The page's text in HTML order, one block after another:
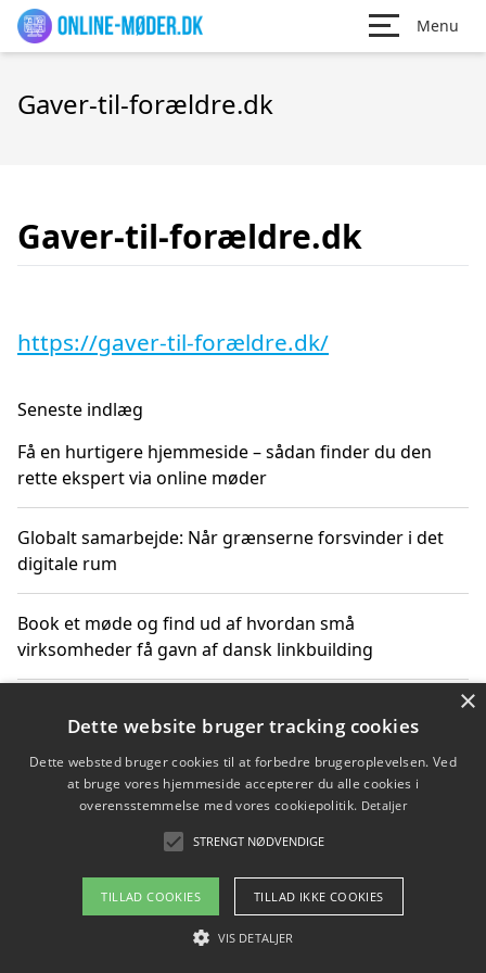
Menu
Gaver-til-forældre.dk
Gaver-til-forældre.dk
https://gaver-til-forældre.dk/
Seneste indlæg
Få en hurtigere hjemmeside – sådan finder du den
rette ekspert via online møder
Globalt samarbejde: Når grænserne forsvinder i det
digitale rum
Book et møde og find ud af hvordan små
virksomheder få gavn af dansk linkbuilding
får du indgår et samarbejde
Hold et møde med en WordPress ekspert og vælg den
mest professionelle til at vedligeholde din løsning
Copyright 2026 - Pilanto Aps
Om / kontakt
×
Dette website bruger tracking cookies
Dette websted bruger cookies til at forbedre brugeroplevelsen. Ved
at bruge vores hjemmeside accepterer du alle cookies i
overensstemmelse med vores cookiepolitik. Detaljer
STRENGT NØDVENDIGE
TILLAD COOKIES TILLAD IKKE COOKIES
VIS DETALJER